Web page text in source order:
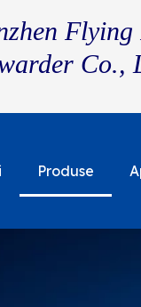
Co.,
Produse